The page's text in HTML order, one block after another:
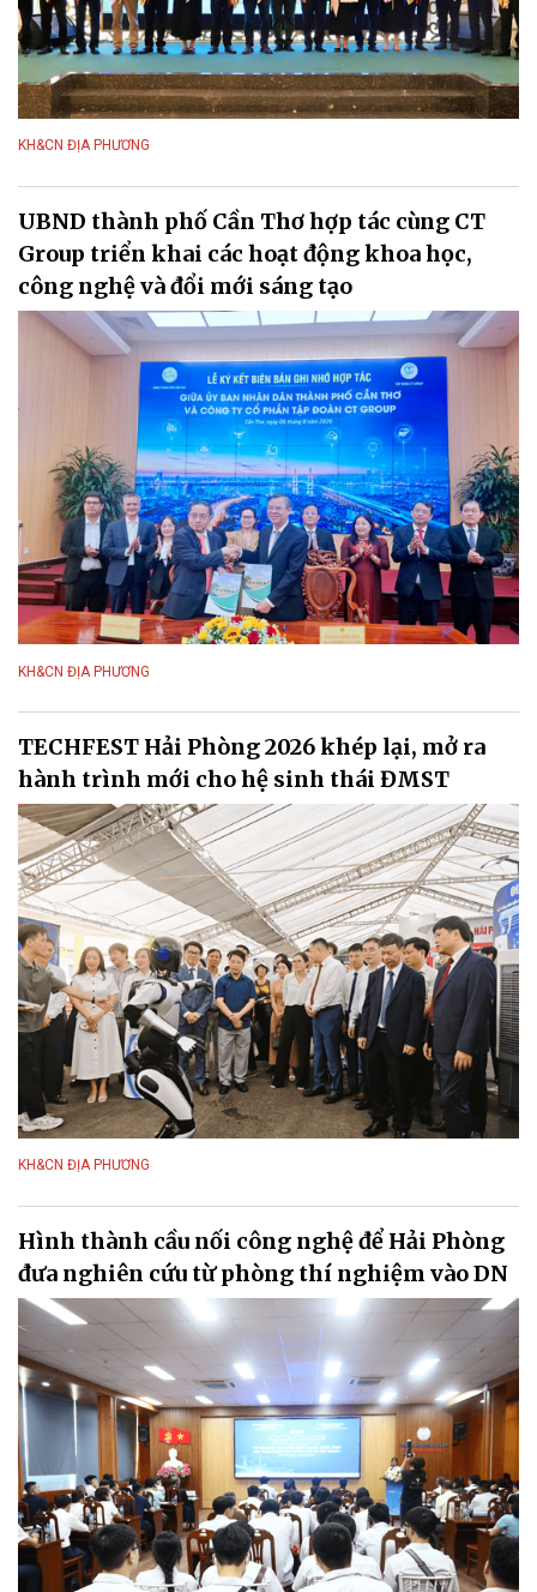
KH&CN ĐỊA PHƯƠNG
UBND thành phố Cần Thơ hợp tác cùng CT
Group triển khai các hoạt động khoa học,
công nghệ và đổi mới sáng tạo
KH&CN ĐỊA PHƯƠNG
TECHFEST Hải Phòng 2026 khép lại, mở ra
hành trình mới cho hệ sinh thái ĐMST
KH&CN ĐỊA PHƯƠNG
Hình thành cầu nối công nghệ để Hải Phòng
đưa nghiên cứu từ phòng thí nghiệm vào DN